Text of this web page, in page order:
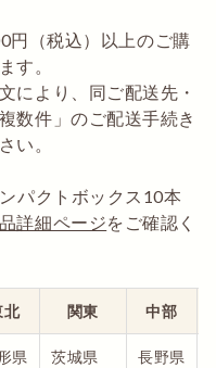
円（税込）以上のご購
す。
により、同ご配送先・
数件」のご配送手続き
い。
パクトボックス10本
詳細ページをご確認く
北 関東 中部
県
茨城県
長野県